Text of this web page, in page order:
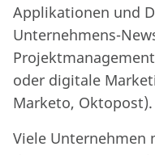
Applikationen und
Unternehmens-
oder digitale
Marketo, Oktopost).
Viele Unternehmen